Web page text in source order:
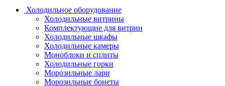
Холодильное оборудование
Холодильные витрины
Комплектующие для витрин
Холодильные шкафы
Холодильные камеры
Моноблоки и сплиты
Холодильные горки
Морозильные лари
Морозильные бонеты